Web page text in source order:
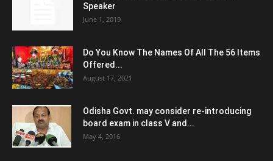
Speaker
June 1, 2019
Do You Know The Names Of All The 56 Items
Offered...
August 17, 2021
Odisha Govt. may consider re-introducing
board exam in class V and...
May 4, 2016